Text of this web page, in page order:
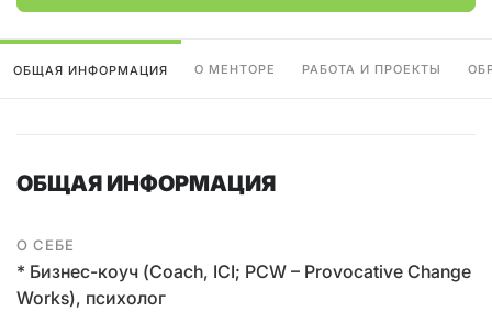
ОБЩАЯ ИНФОРМАЦИЯ О МЕНТОРЕ РАБОТА И ПРОЕКТЫ
ОБЩАЯ ИНФОРМАЦИЯ
О СЕБЕ
* Бизнес-коуч (Coach, ICI; PCW – Provocative Change
Works), психолог